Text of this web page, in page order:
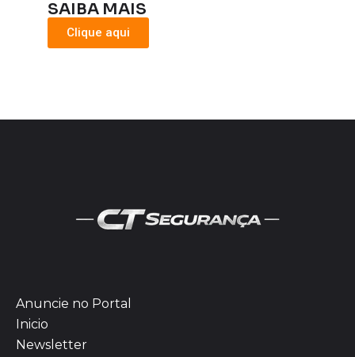
SAIBA MAIS
Clique aqui
Anuncie no Portal
Inicio
Newsletter